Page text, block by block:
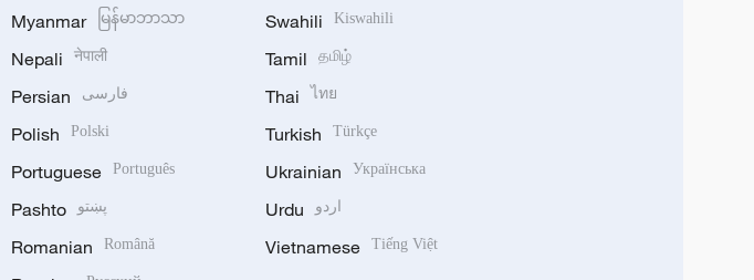
Myanmar မြန်မာဘာသာ
Nepali नेपाली
Persian فارسی
Polish Polski
Portuguese Português
Pashto پښتو
Romanian Română
Swahili Kiswahili
Tamil தமிழ்
Thai ไทย
Turkish Türkçe
Ukrainian Українська
Urdu اردو
Vietnamese Tiếng Việt